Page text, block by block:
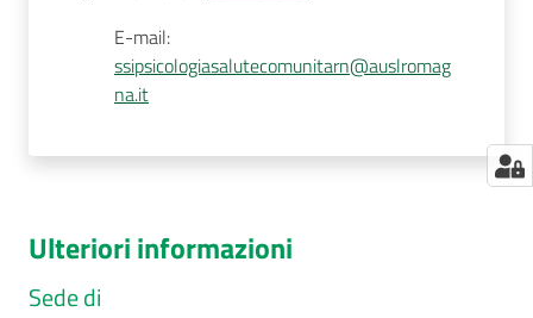
E-mail:
ssipsicologiasalutecomunitarn@auslromag
na.it
Ulteriori informazioni
Sede di